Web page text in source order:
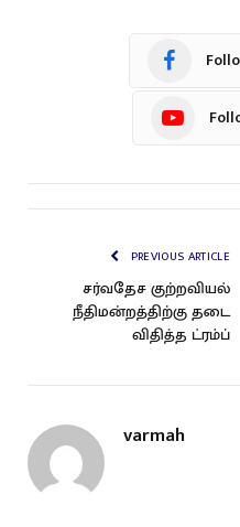
PREVIOUS ARTICLE
சர்வதேச குற்றவியல்
நீதிமன்றத்திற்கு தடை
விதித்த ட்ரம்ப்
varmah